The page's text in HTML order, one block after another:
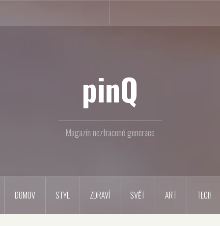
pinQ
Magazín neztracené generace
DOMOV STYL ZDRAVÍ SVĚT ART TECH